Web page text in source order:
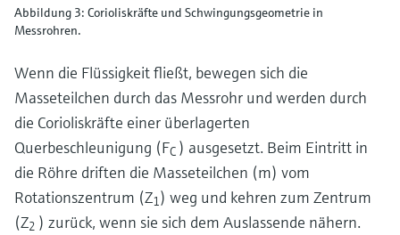
Abbildung 3: Corioliskräfte und Schwingungsgeometrie in
Messrohren.
Wenn die Flüssigkeit fließt, bewegen sich die
Masseteilchen durch das Messrohr und werden durch
die Corioliskräfte einer überlagerten
Querbeschleunigung (FC ) ausgesetzt. Beim Eintritt in
die Röhre driften die Masseteilchen (m) vom
Rotationszentrum (Z1) weg und kehren zum Zentrum
(Z2 ) zurück, wenn sie sich dem Auslassende nähern.